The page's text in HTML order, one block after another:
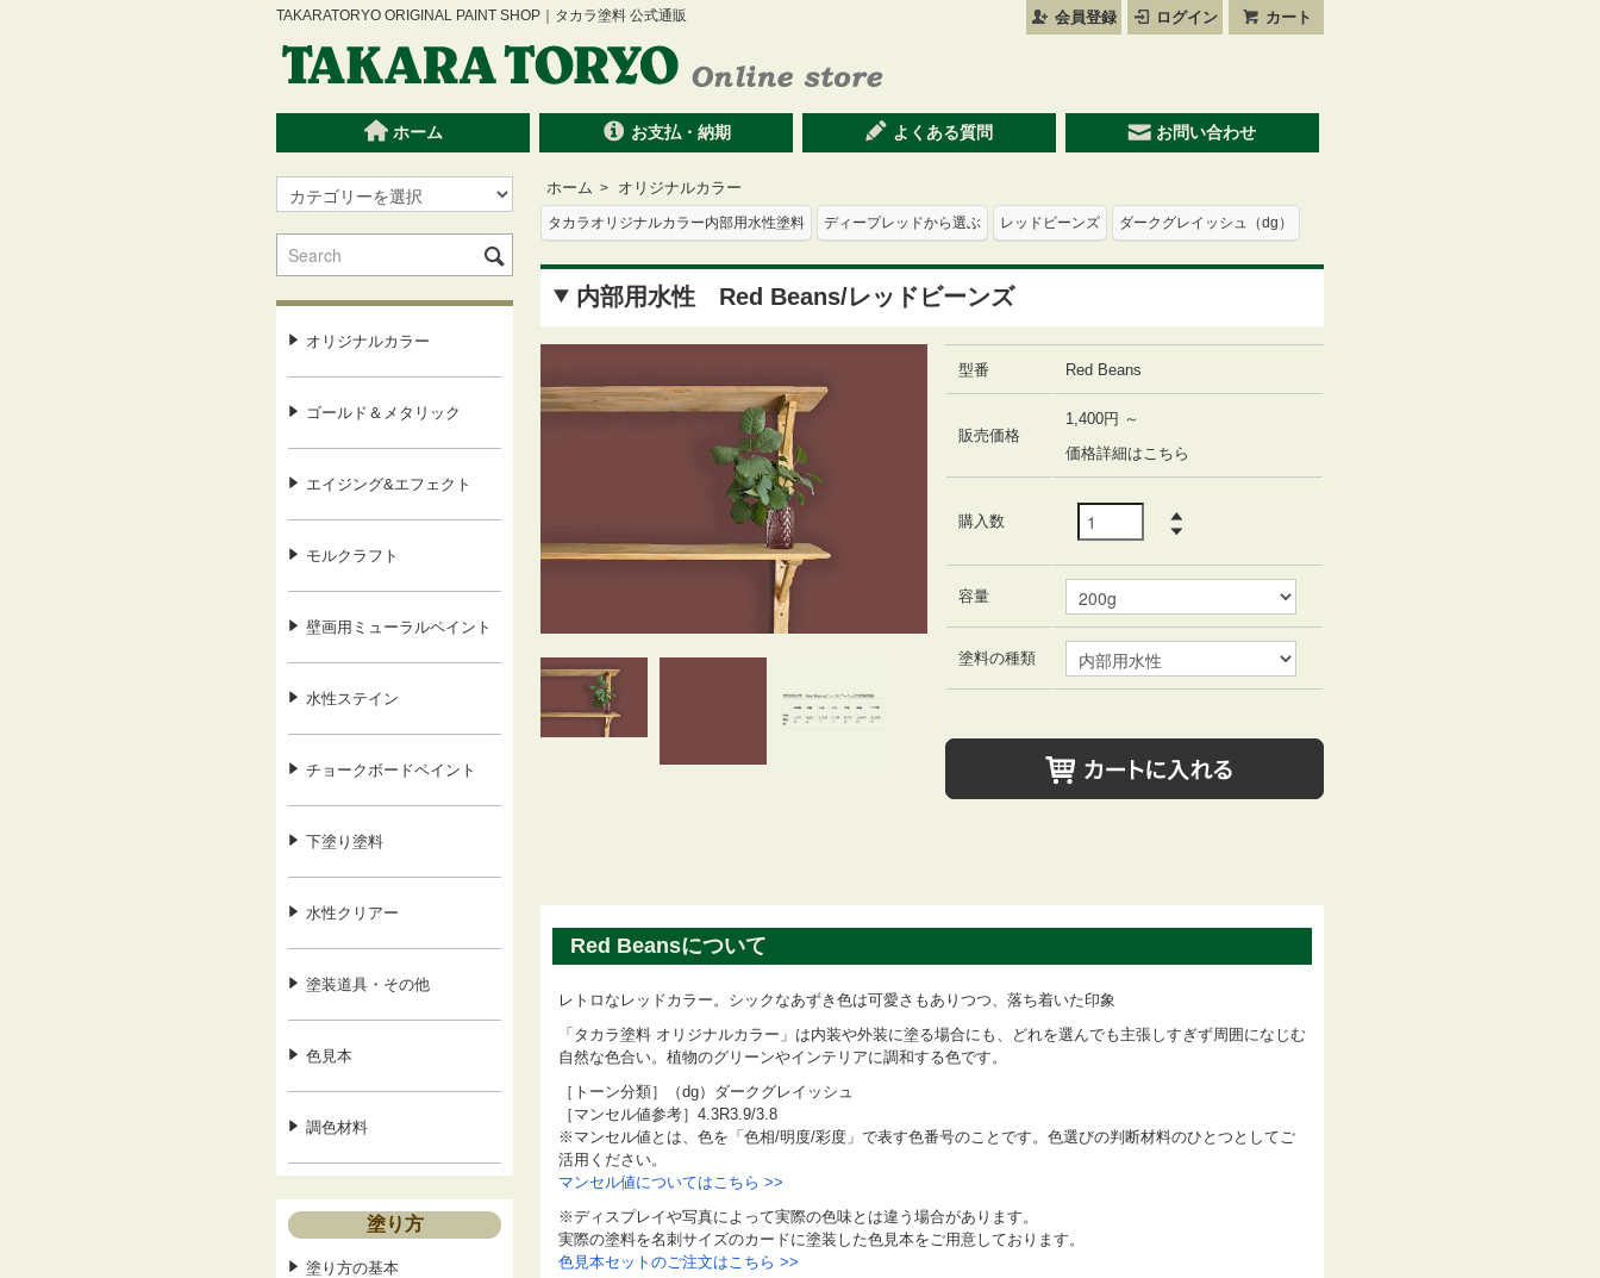
会員登録 ログイン カート
TAKARATORYO ORIGINAL PAINT SHOP｜タカラ塗料 公式通販
ホーム お支払・納期 よくある質問 お問い合わせ
ホーム > オリジナルカラー
タカラオリジナルカラー内部用水性塗料 ディープレッドから選ぶ レッドビーンズ ダークグレイッシュ（dg）
内部用水性 Red Beans/レッドビーンズ
型番 Red Beans
販売価格
1,400円 ～
価格詳細はこちら
購入数
容量
塗料の種類
Red Beansについて
レトロなレッドカラー。シックなあずき色は可愛さもありつつ、落ち着いた印象
「タカラ塗料 オリジナルカラー」は内装や外装に塗る場合にも、どれを選んでも主張しすぎず周囲になじむ
自然な色合い。植物のグリーンやインテリアに調和する色です。
［トーン分類］（dg）ダークグレイッシュ
［マンセル値参考］4.3R3.9/3.8
※マンセル値とは、色を「色相/明度/彩度」で表す色番号のことです。色選びの判断材料のひとつとしてご
活用ください。
マンセル値についてはこちら >>
※ディスプレイや写真によって実際の色味とは違う場合があります。
実際の塗料を名刺サイズのカードに塗装した色見本をご用意しております。
色見本セットのご注文はこちら >>
オリジナルカラー
ゴールド＆メタリック
エイジング&エフェクト
モルクラフト
壁画用ミューラルペイント
水性ステイン
チョークボードペイント
下塗り塗料
水性クリアー
塗装道具・その他
色見本
調色材料
塗り方
塗り方の基本